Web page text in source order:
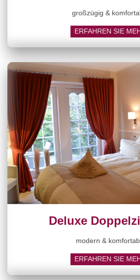
großzügig &
ERFAHREN SIE
Deluxe
modern &
ERFAHREN SIE